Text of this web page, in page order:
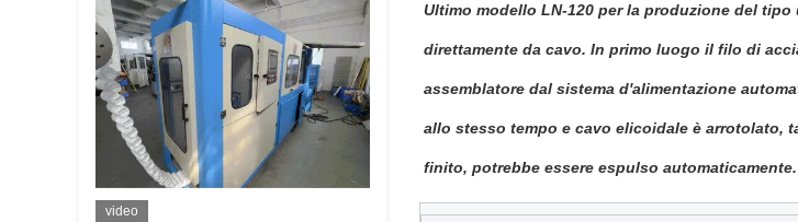
video
Ultimo modello LN-120 per la produzione del
direttamente da cavo. In primo luogo il filo di
assemblatore dal sistema d'alimentazione
allo stesso tempo e cavo elicoidale è arrotolato,
finito, potrebbe essere espulso automaticamente.